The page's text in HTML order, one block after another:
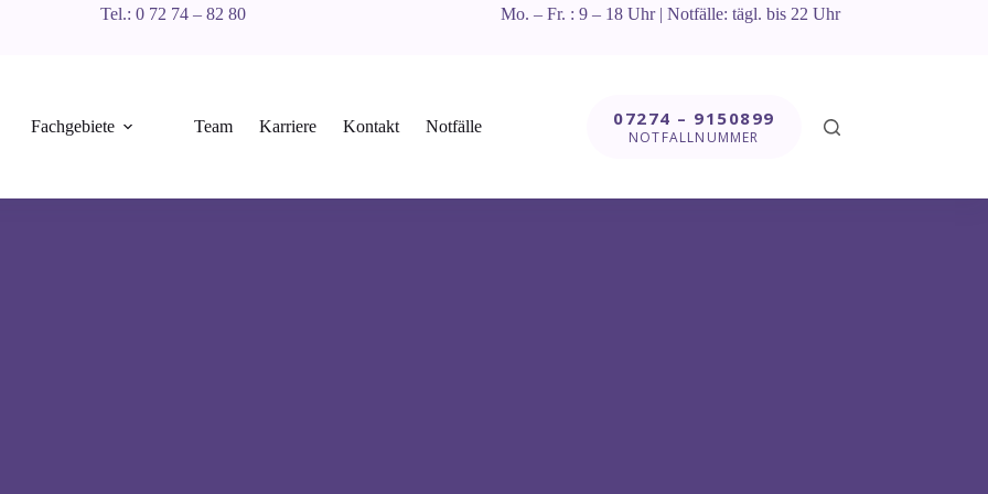
Tel.: 0 72 74 – 82 80 Mo. – Fr. : 9 – 18 Uhr | Notfälle: tägl. bis 22 Uhr
Fachgebiete Team Karriere Kontakt Notfälle 07274 – 9150899
NOTFALLNUMMER